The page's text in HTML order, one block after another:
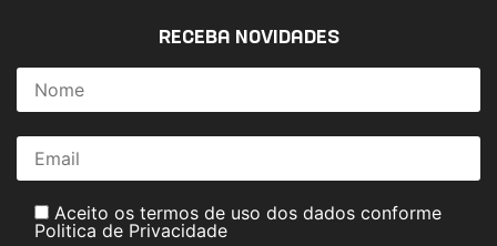
RECEBA NOVIDADES
Aceito os termos de uso dos dados conforme
Politica de Privacidade